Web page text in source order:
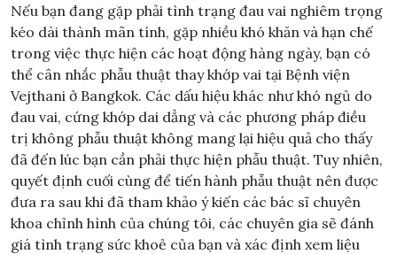
Nếu bạn đang gặp phải tình trạng đau vai nghiêm trọng
kéo dài thành mãn tính, gặp nhiều khó khăn và hạn chế
trong việc thực hiện các hoạt động hàng ngày, bạn có
thể cân nhắc phẫu thuật thay khớp vai tại Bệnh viện
Vejthani ở Bangkok. Các dấu hiệu khác như khó ngủ do
đau vai, cứng khớp dai dẳng và các phương pháp điều
trị không phẫu thuật không mang lại hiệu quả cho thấy
đã đến lúc bạn cần phải thực hiện phẫu thuật. Tuy nhiên,
quyết định cuối cùng để tiến hành phẫu thuật nên được
đưa ra sau khi đã tham khảo ý kiến các bác sĩ chuyên
khoa chỉnh hình của chúng tôi, các chuyên gia sẽ đánh
giá tình trạng sức khoẻ của bạn và xác định xem liệu